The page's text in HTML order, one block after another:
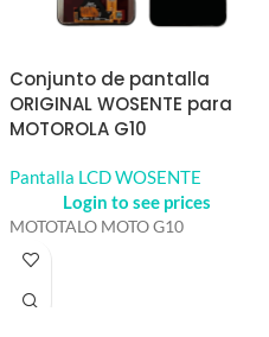
Conjunto de pantalla
ORIGINAL WOSENTE para
MOTOROLA G10
Pantalla LCD WOSENTE
Login to see prices
MOTOTALO MOTO G10